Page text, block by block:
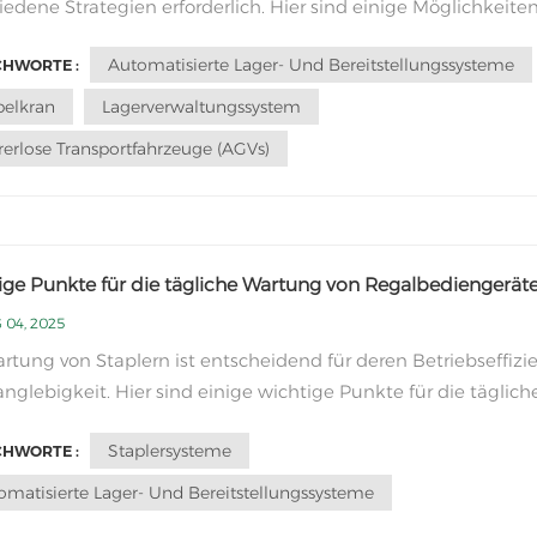
Strategien erforderlich. Hier sind einige
Lagerlayout: Gestalten Sie das Lagerlayout so, dass die
minimiert und die Kom...
:
Automatisierte Lager- Und Bereitstellungssysteme
Lagerverwaltungssystem
Transportfahrzeuge (AGVs)
Punkte für die tägliche Wartung von
04, 2025
von Staplern ist entscheidend für deren
Hier sind einige wichtige Punkte für die
Sie regelmäßige Inspektionen durch, um Anzeichen von
Lecks oder anderen Prob...
:
Staplersysteme
Lager- Und Bereitstellungssysteme